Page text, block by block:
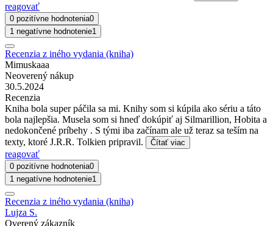
reagovať
0 pozitívne hodnotenia0
1 negatívne hodnotenie1
Recenzia z iného vydania (kniha)
Mimuskaaa
Neoverený nákup
30.5.2024
Recenzia
Kniha bola super páčila sa mi. Knihy som si kúpila ako sériu a táto
bola najlepšia. Musela som si hneď dokúpiť aj Silmarillion, Hobita a
nedokončené príbehy . S tými iba začínam ale už teraz sa teším na
texty, ktoré J.R.R. Tolkien pripravil.
Čítať viac
reagovať
0 pozitívne hodnotenia0
1 negatívne hodnotenie1
Recenzia z iného vydania (kniha)
Lujza S.
Overený zákazník